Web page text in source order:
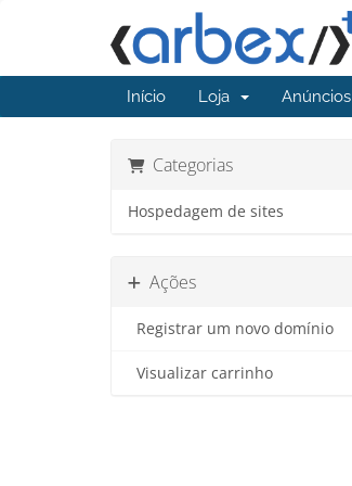
Início Loja Anúncios
Categorias
Hospedagem de sites
Ações
Registrar um novo domínio
Visualizar carrinho